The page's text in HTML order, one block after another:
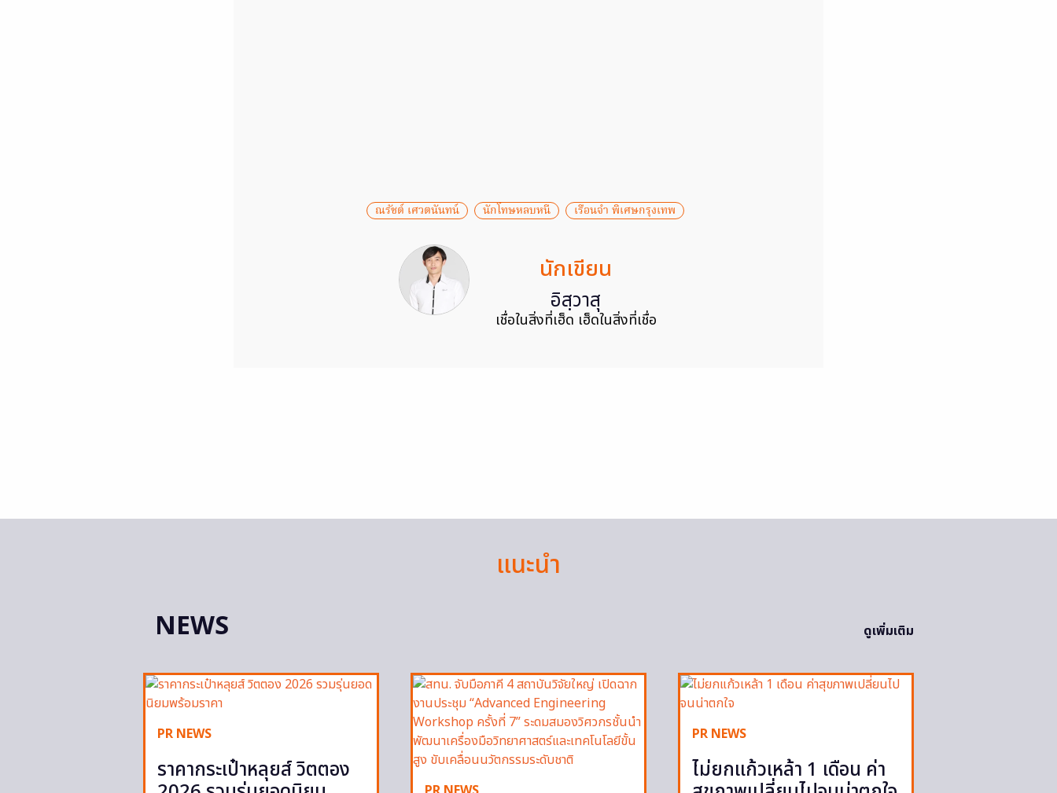
ณรัชต์ เศวตนันทน์ นักโทษหลบหนี เรือนจำ พิเศษกรุงเทพ
นักเขียน
อิสฺวาสุ
เชื่อในสิ่งที่เฮ็ด เฮ็ดในสิ่งที่เชื่อ
แนะนำ
NEWS
ดูเพิ่มเติม
PR NEWS
ราคากระเป๋าหลุยส์ วิตตอง
PR NEWS
ไม่ยกแก้วเหล้า 1 เดือน ค่า